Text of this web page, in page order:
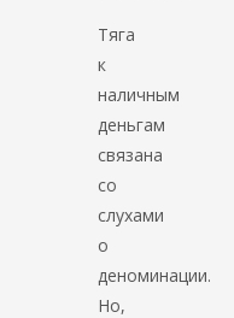
Тяга
к
наличным
деньгам
связана
со
слухами
о
деноминации.
Но,